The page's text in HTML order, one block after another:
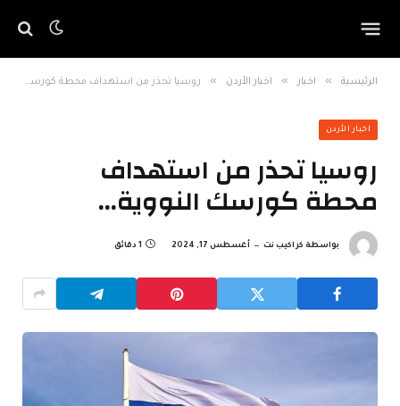
الرئيسية » اخبار » اخبار الأردن » روسيا تحذر من استهداف محطة كورسك النووية…
اخبار الأردن
روسيا تحذر من استهداف
محطة كورسك النووية…
بواسطة كراكيب نت أغسطس 17, 2024 1 دقائق